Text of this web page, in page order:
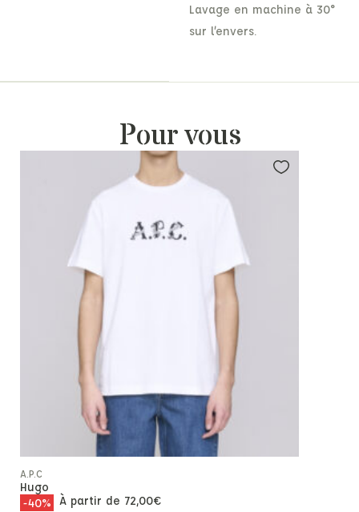
Lavage en machine à 30°
sur l’envers.
Pour vous
A.P.C
Hugo
-40% À partir de 72,00€